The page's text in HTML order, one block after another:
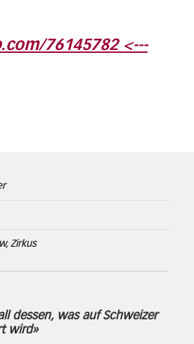
76145782 <---
Zirkus
dessen, was auf Schweizer
wird»